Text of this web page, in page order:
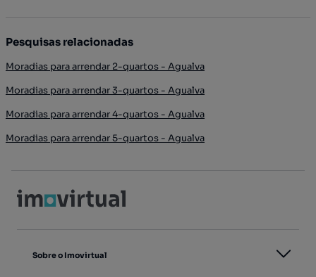
Pesquisas relacionadas
Moradias para arrendar 2-quartos - Agualva
Moradias para arrendar 3-quartos - Agualva
Moradias para arrendar 4-quartos - Agualva
Moradias para arrendar 5-quartos - Agualva
Sobre o Imovirtual